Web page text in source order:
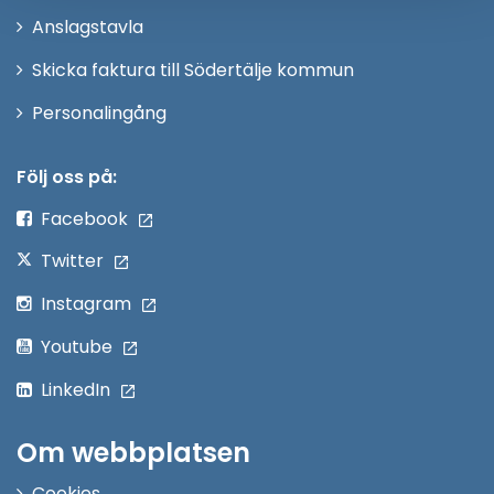
fönster
Anslagstavla
Skicka faktura till Södertälje kommun
PersonalingångÖppna
Följ oss på:
Facebook
Twitter
Instagram
Youtube
LinkedIn
Om webbplatsen